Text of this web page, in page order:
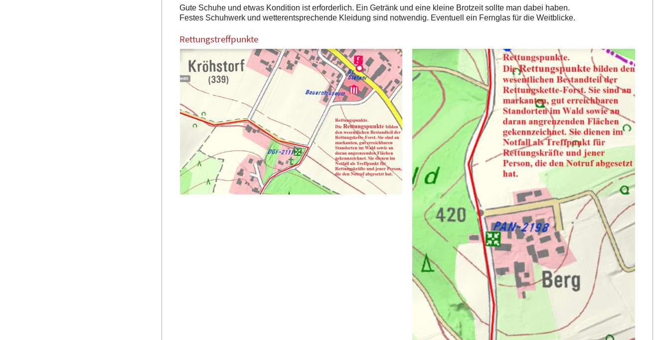
Gute Schuhe und etwas Kondition ist erforderlich. Ein Getränk und eine kleine Brotzeit sollte man dabei haben.
Festes Schuhwerk und wetterentsprechende Kleidung sind notwendig. Eventuell ein Fernglas für die Weitblicke.
Rettungstreffpunkte